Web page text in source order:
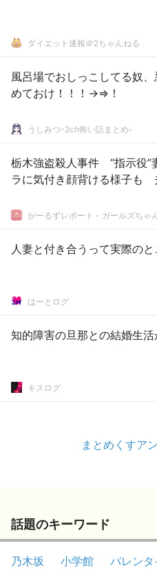
ダイエット速報＠2ちゃんねる
風呂場でおしっこしてる奴
めておけ！！！→⇒！
うしみつ-2ch怖い話まとめ-
栃木強盗殺人事件 “指示役
ラに気付き顔背ける様子も
がーるずレポート - ガールズちゃ
人妻と付き合うって実際のと
はーとログ
知的障害の旦那との結婚生
キスログ
まとめくすア
話題のキーワード
乃木坂 小学館 バレンタ